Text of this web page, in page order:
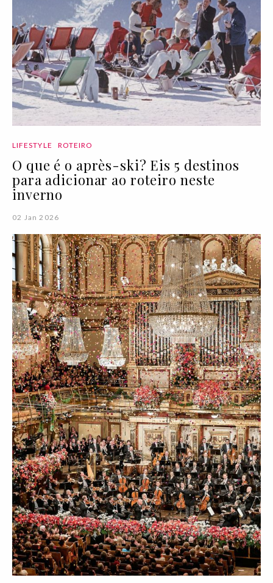
LIFESTYLE ROTEIRO
O que é o après-ski? Eis 5 destinos
para adicionar ao roteiro neste
inverno
02 Jan 2026